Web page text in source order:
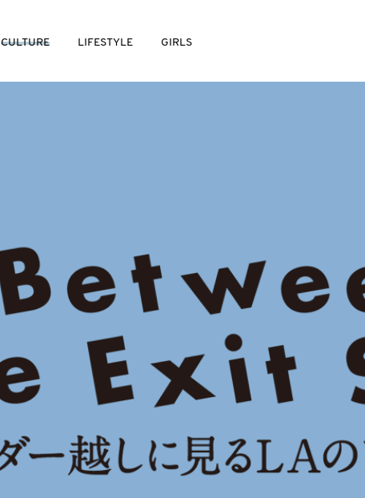
CULTURE LIFESTYLE GIRLS